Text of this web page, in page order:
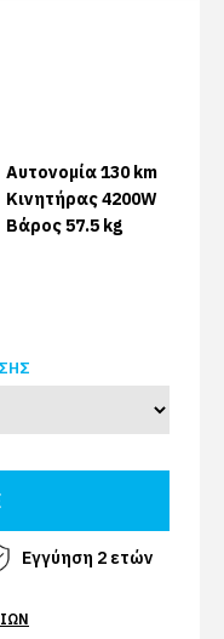
Αυτονομία 130 km
Κινητήρας 4200W
Βάρος 57.5 kg
Εγγύηση 2 ετών